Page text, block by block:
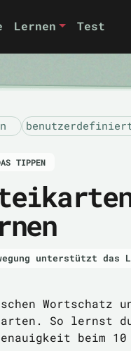
Lernen Test
TIPPEN
unterstützt das
Wortschatz
So lernst
beim 10